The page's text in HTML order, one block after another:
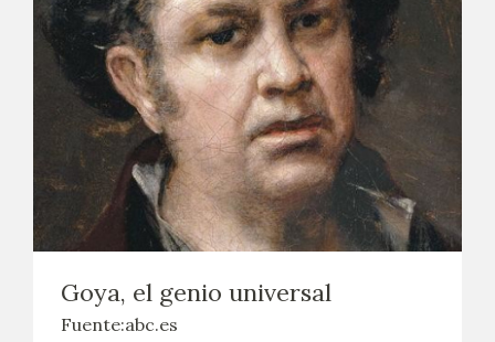
Goya, el genio universal
Fuente:abc.es